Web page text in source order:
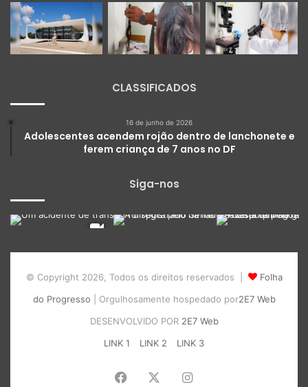
CLASSIFICADOS
16 de junho de 2026
Adolescentes acendem rojão dentro de lanchonete e
ferem criança de 7 anos no DF
Siga-nos
© Copyright 2026, Todos os direitos reservados |
Folha
do Progresso | Orgulhosamente hospedado por2E7 Web
DESENVOLVIDO POR 2E7 Web
LINK 1
LINK 2 LINK 3
Facebook Instagram